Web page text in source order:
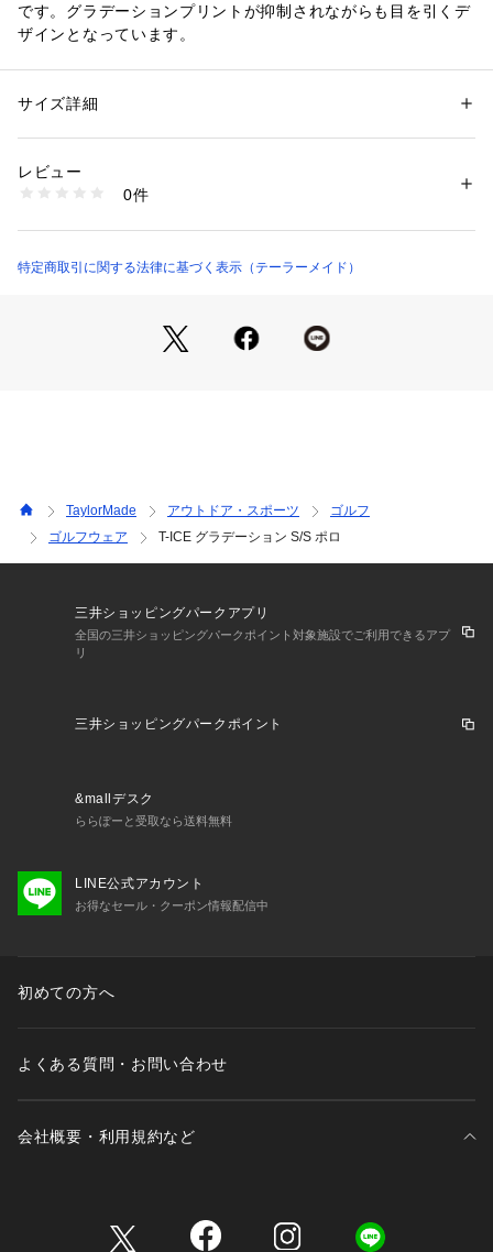
です。グラデーションプリントが抑制されながらも目を引くデ
ザインとなっています。
性別：メンズ
素材：ポリエステル100%
商品番号：
UN963 （ショップ）
サイズ詳細
レビュー
0件
特定商取引に関する法律に基づく表示（テーラーメイド）
TaylorMade アウトドア・スポーツ
ゴルフ
ゴルフウェア
T-ICE グラデーション S/S ポロ
三井ショッピングパークアプリ
全国の三井ショッピングパークポイント対象施設でご利用できるアプ
リ
三井ショッピングパークポイント
&mallデスク
ららぽーと受取なら送料無料
LINE公式アカウント
お得なセール・クーポン情報配信中
初めての方へ
よくある質問・お問い合わせ
会社概要・利用規約など